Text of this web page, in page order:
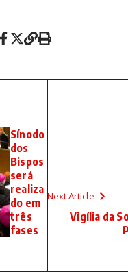
Sínodo
dos
Bispos
será
realiza
do em
três
fases
Next Article
Vigília da